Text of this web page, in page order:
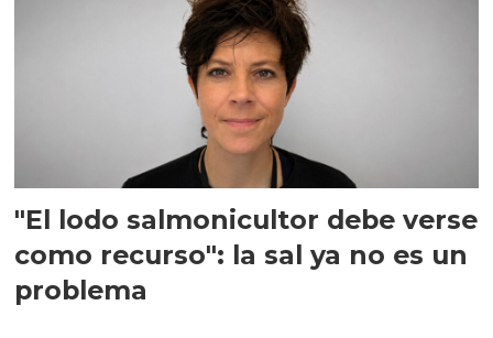
"El lodo salmonicultor debe verse
como recurso": la sal ya no es un
problema